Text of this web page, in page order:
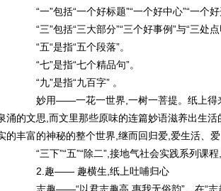
“一”包括“一个好标题”“一个好中心”“一个好
“三”包括“三大部分”“三个好事例”与“三处点
“五“是指“五个段落”。
“七”是指“七个精品句”。
“九”是指“九百字” 。
妙用——一花一世界,一树一菩提。纸上得
涌的文思,而文里那些原味的连篇妙语滋养出生
的丰富的神秘的整个世界,继而回归爱,爱生活、
“三下”“五”“除二”,接地气社会实践系列课程
2.趣—— 趣横生,纸上吐哺归心